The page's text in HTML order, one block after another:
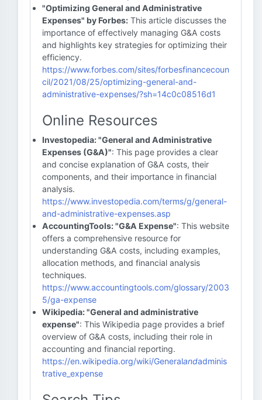
"Optimizing General and Administrative
Expenses" by Forbes: This article discusses the
importance of effectively managing G&A costs
and highlights key strategies for optimizing their
efficiency.
https://www.forbes.com/sites/forbesfinancecoun
cil/2021/08/25/optimizing-general-and-
administrative-expenses/?sh=14c0c08516d1
Online Resources
Investopedia: "General and Administrative
Expenses (G&A)": This page provides a clear
and concise explanation of G&A costs, their
components, and their importance in financial
analysis.
https://www.investopedia.com/terms/g/general-
and-administrative-expenses.asp
AccountingTools: "G&A Expense": This website
offers a comprehensive resource for
understanding G&A costs, including examples,
allocation methods, and financial analysis
techniques.
https://www.accountingtools.com/glossary/2003
5/ga-expense
Wikipedia: "General and administrative
expense": This Wikipedia page provides a brief
overview of G&A costs, including their role in
accounting and financial reporting.
https://en.wikipedia.org/wiki/Generalandadminis
trative_expense